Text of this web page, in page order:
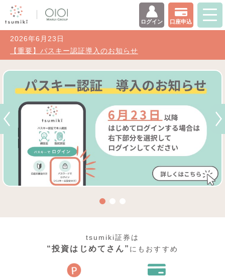
ログイン 口座申込
2026年6月23日
【重要】パスキー認証導入のお知らせ
tsumiki証券は
“投資はじめてさん” にもおすすめ